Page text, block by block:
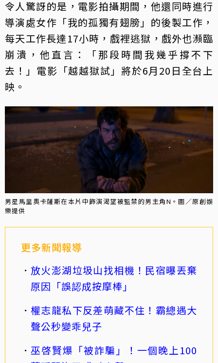
令人驚訝的是，電影拍攝期間，他還同時進行
導演處女作「我的孤獨有翅膀」的後製工作，
每天工作長達17小時，戲裡逃獄，戲外也瀕臨
崩潰，他直言：「那段時間我幾乎撐不下
去！」電影「越越獄試」將於6月20日全台上
映。
男星馬里奧卡薩斯在本片中飾演渴望被監禁的男主角N。圖／原創娛
樂提供
更多新聞報導
放火澎湖垃圾山找相機！民宿曝丟棄
原因「誤認成按摩棒」
權志龍私下反差萌藏不住！霸總遇大
聲公秒變乖兒子
巫啓賢爆「被詐騙」！一個晚上100